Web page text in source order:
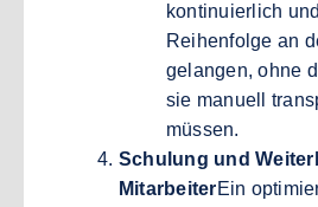
kontinuierlich
Reihenfolge an
gelangen, ohne
sie manuell
müssen.
Schulung und
MitarbeiterEin